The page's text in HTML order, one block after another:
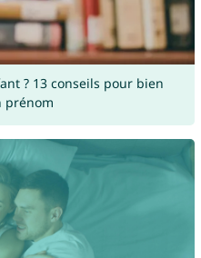
? 13 conseils pour bien
prénom